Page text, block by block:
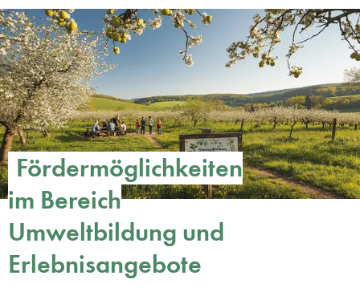
Fördermöglichkeiten
im Bereich
Umweltbildung und
Erlebnisangebote